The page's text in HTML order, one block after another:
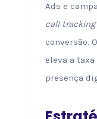
Ads e
call tracking
conversão.
eleva a
presença